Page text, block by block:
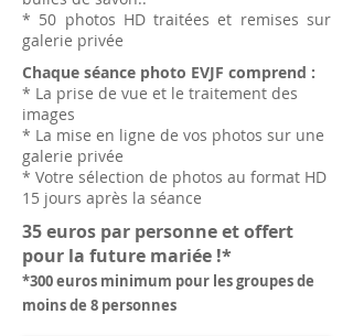
* 50 photos HD traitées et remises sur
galerie privée
Chaque séance photo EVJF comprend :
* La prise de vue et le traitement des
images
* La mise en ligne de vos photos sur une
galerie privée
* Votre sélection de photos au format HD
15 jours après la séance
35 euros par personne et offert
pour la future mariée !*
*300 euros minimum pour les groupes de
moins de 8 personnes